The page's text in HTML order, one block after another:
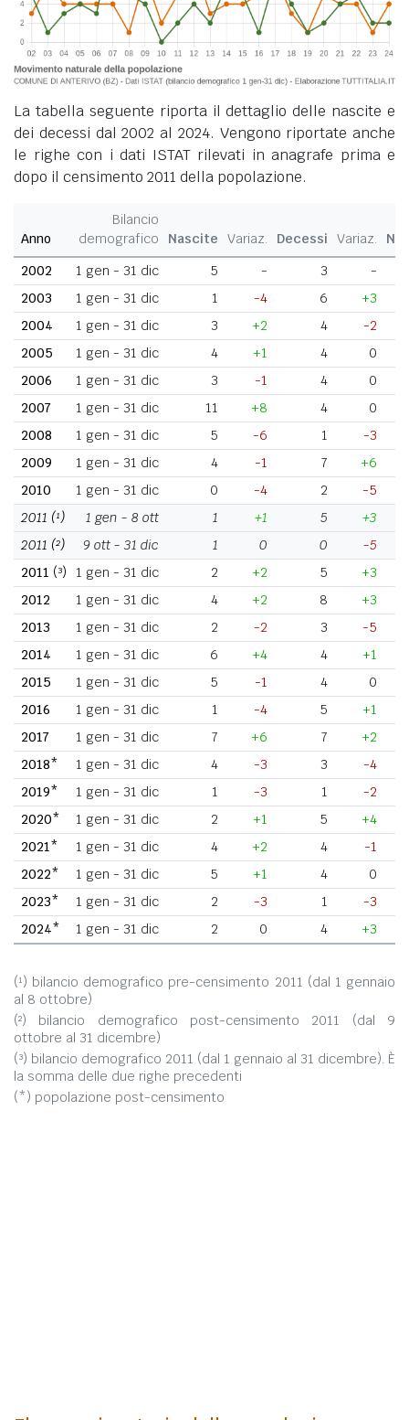
La tabella seguente riporta il dettaglio delle nascite e
dei decessi dal 2002 al 2024. Vengono riportate anche
le righe con i dati ISTAT rilevati in anagrafe prima e
dopo il censimento 2011 della popolazione.
Anno
Bilancio
demografico
Nascite Variaz. Decessi Variaz.
2002
1 gen - 31 dic 5 - 3
-
2003
1 gen - 31 dic 1 -4 6
+3
2004
1 gen - 31 dic 3 +2 4
-2
2005
1 gen - 31 dic 4 +1 4
0
2006
1 gen - 31 dic 3 -1 4
0
2007
1 gen - 31 dic 11 +8 4
0
2008
1 gen - 31 dic 5 -6 1
-3
2009
1 gen - 31 dic 4 -1 7
+6
2010
1 gen - 31 dic 0 -4 2
-5
2011 (¹) 1 gen - 8 ott 1 +1 5
+3
2011 (²) 9 ott - 31 dic 1 0 0
-5
2011 (³) 1 gen - 31 dic 2 +2 5
+3
2012
1 gen - 31 dic 4 +2 8
+3
2013
1 gen - 31 dic 2 -2 3
-5
2014
1 gen - 31 dic 6 +4 4
+1
2015
1 gen - 31 dic 5 -1 4
0
2016
1 gen - 31 dic 1 -4 5
+1
2017
1 gen - 31 dic 7 +6 7
+2
2018*
1 gen - 31 dic 4 -3 3
-4
2019*
1 gen - 31 dic 1 -3 1
-2
2020*
1 gen - 31 dic 2 +1 5
+4
2021*
1 gen - 31 dic 4 +2 4
-1
2022*
1 gen - 31 dic 5 +1 4
0
2023*
1 gen - 31 dic 2 -3 1
-3
2024*
1 gen - 31 dic 2 0 4 +3
(¹) bilancio demografico pre-censimento 2011 (dal 1 gennaio
al 8 ottobre)
(²) bilancio demografico post-censimento 2011 (dal 9
ottobre al 31 dicembre)
(³) bilancio demografico 2011 (dal 1 gennaio al 31 dicembre). È
la somma delle due righe precedenti
(*) popolazione post-censimento